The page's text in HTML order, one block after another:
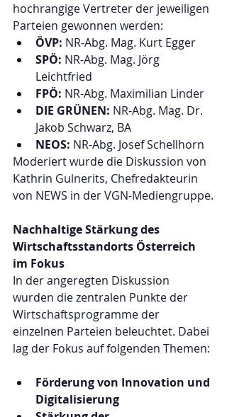
hochrangige Vertreter der jeweiligen
Parteien gewonnen werden:
ÖVP: NR-Abg. Mag. Kurt Egger
SPÖ: NR-Abg. Mag. Jörg
Leichtfried
FPÖ: NR-Abg. Maximilian Linder
DIE GRÜNEN: NR-Abg. Mag. Dr.
Jakob Schwarz, BA
NEOS: NR-Abg. Josef Schellhorn
Moderiert wurde die Diskussion von
Kathrin Gulnerits, Chefredakteurin
von NEWS in der VGN-Mediengruppe.
Nachhaltige Stärkung des
Wirtschaftsstandorts Österreich
im Fokus
In der angeregten Diskussion
wurden die zentralen Punkte der
Wirtschaftsprogramme der
einzelnen Parteien beleuchtet. Dabei
lag der Fokus auf folgenden Themen:
Förderung von Innovation und
Digitalisierung